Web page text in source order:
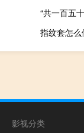
“共一百五
影视分类